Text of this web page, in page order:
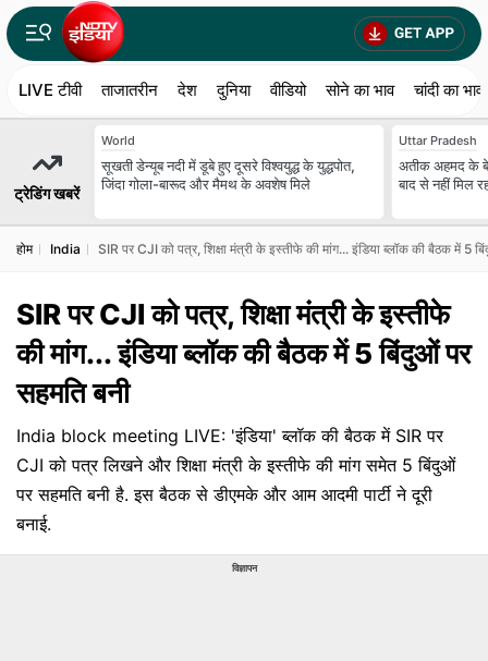
LIVE टीवी ताजातरीन देश दुनिया वीडियो सोने का भाव चांदी का भाव
ट्रेडिंग खबरें
World
सूखती डेन्यूब नदी में डूबे हुए दूसरे विश्वयुद्ध के युद्धपोत,
जिंदा गोला-बारूद और मैमथ के अवशेष मिले
Uttar Pradesh
अतीक अहमद के
बाद से नहीं मिल
होम India SIR पर CJI को पत्र, शिक्षा मंत्री के इस्तीफे की मांग... इंडिया ब्‍लॉक की बैठक में 5
SIR पर CJI को पत्र, शिक्षा मंत्री के इस्तीफे
की मांग... इंडिया ब्‍लॉक की बैठक में 5 बिंदुओं पर
सहमति बनी
India block meeting LIVE: 'इंडिया' ब्लॉक की बैठक में SIR पर
CJI को पत्र लिखने और शिक्षा मंत्री के इस्तीफे की मांग समेत 5 बिंदुओं
पर सहमति बनी है. इस बैठक से डीएमके और आम आदमी पार्टी ने दूरी
बनाई.
विज्ञापन